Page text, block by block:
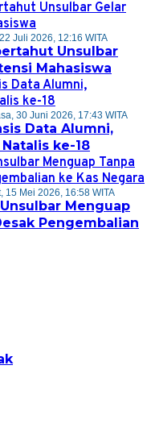
Juli 2026, 12:16 WITA
Unsulbar
Mahasiswa
30 Juni 2026, 17:43 WITA
Data Alumni,
ke-18
15 Mei 2026, 16:58 WITA
Menguap
Pengembalian